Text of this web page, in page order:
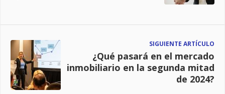
SIGUIENTE ARTÍCULO
¿Qué pasará en el mercado
inmobiliario en la segunda mitad
de 2024?